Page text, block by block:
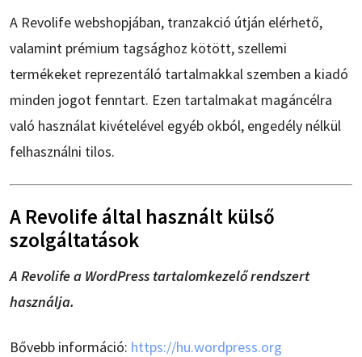
A Revolife webshopjában, tranzakció útján elérhető,
valamint prémium tagsághoz kötött, szellemi
termékeket reprezentáló tartalmakkal szemben a kiadó
minden jogot fenntart. Ezen tartalmakat magáncélra
való használat kivételével egyéb okból, engedély nélkül
felhasználni tilos.
A Revolife által használt külső
szolgáltatások
A Revolife a WordPress tartalomkezelő rendszert
használja.
Bővebb információ: https://hu.wordpress.org